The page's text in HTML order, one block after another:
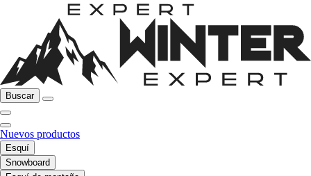
Buscar
Nuevos productos
Esquí
Snowboard